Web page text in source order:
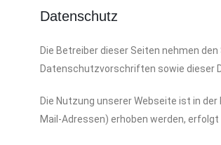
Datenschutz
Die Betreiber dieser Seiten nehmen
Datenschutzvorschriften sowie dieser
Die Nutzung unserer Webseite ist in
Mail-Adressen) erhoben werden,